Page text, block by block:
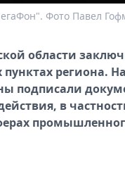
Фото Павел
области
пунктах региона.
подписали
в